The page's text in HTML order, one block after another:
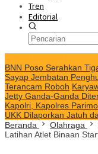
Tren
Editorial
BNN Poso Serahkan
Sayap Jembatan
Terancam Roboh
Jetty Ganda-Ganda
Kapolri, Kapolres
UKK Dilaporkan Jatuh
Beranda
Olahraga
Latihan Atlet Binaan